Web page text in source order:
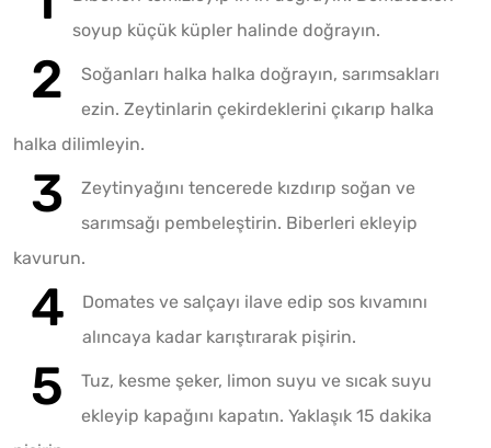
soyup küçük küpler halinde doğrayın.
Soğanları halka halka doğrayın, sarımsakları
ezin. Zeytinlarin çekirdeklerini çıkarıp halka
halka dilimleyin.
Zeytinyağını tencerede kızdırıp soğan ve
sarımsağı pembeleştirin. Biberleri ekleyip
kavurun.
Domates ve salçayı ilave edip sos kıvamını
alıncaya kadar karıştırarak pişirin.
Tuz, kesme şeker, limon suyu ve sıcak suyu
ekleyip kapağını kapatın. Yaklaşık 15 dakika